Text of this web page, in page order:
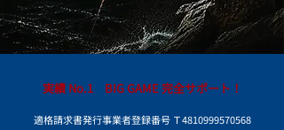
実績 No.1 BIG GAME 完全サポート！
適格請求書発行事業者登録番号 Ｔ4810999570568